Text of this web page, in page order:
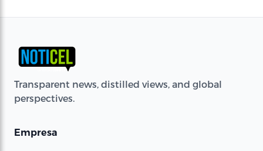
Transparent news, distilled views, and global
perspectives.
Empresa